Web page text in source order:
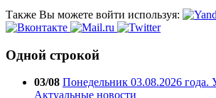
Также Вы можете войти используя:
Одной строкой
03/08 Понедельник 03.08.2026 года.
Актуальные новости